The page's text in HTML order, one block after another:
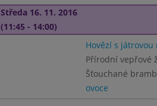
Středa 16. 11. 2016
(11:45 - 14:00)
Hovězí s játrovou
Přírodní vepřové
Šťouchané
ovoce